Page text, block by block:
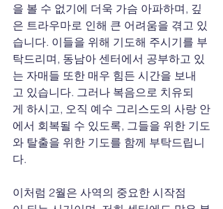
을 볼 수 없기에 더욱 가슴 아파하며, 깊
은 트라우마로 인해 큰 어려움을 겪고 있
습니다. 이들을 위해 기도해 주시기를 부
탁드리며, 동남아 센터에서 공부하고 있
는 자매들 또한 매우 힘든 시간을 보내
고 있습니다. 그러나 복음으로 치유되
게 하시고, 오직 예수 그리스도의 사랑 안
에서 회복될 수 있도록, 그들을 위한 기도
와 탈출을 위한 기도를 함께 부탁드립니
다.
이처럼 2월은 사역의 중요한 시작점